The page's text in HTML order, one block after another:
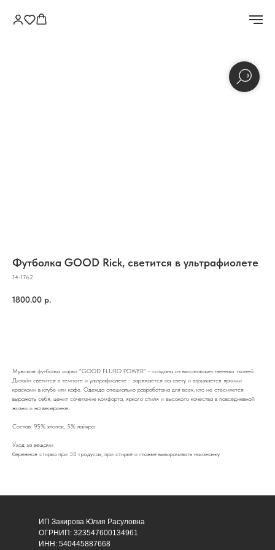
Футболка GOOD Rick, светится в ультрафиолете
14-1762
1800.00 р.
Мужская футболка марки "GOOD FLURO POWER" - создана из высококачественных тканей.
Дизайн светится в темноте и ультрафиолете - заряжается на свету и взрывается яркими
красками в клубе или кафе. Одежда специально разработана для всех, кто не стесняется
выражать себя, ценит сочетание комфорта, яркого стиля и высокого качества в повседневной
жизни и на вечеринке.
Состав: 95% хлопок, 5% лайкра
Уход за вещами
бережная стирка при 30 градусах, при стирке и глажке выворачивать наизнанку
ИП Закирова Юлия Расуловна
ОГРНИП: 323547600134961
ИНН: 540445887668